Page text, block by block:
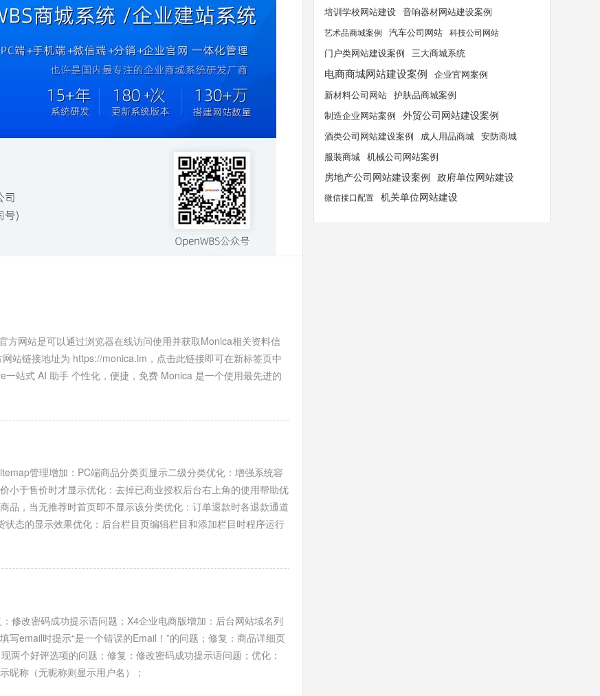
网站是可以通过浏览器在线访问使用并获取Monica相关资料信
站链接地址为 https://monica.im，点击此链接即可在新标签页中
站式 AI 助手 个性化，便捷，免费 Monica 是一个使用最先进的
管理增加：PC端商品分类页显示二级分类优化：增强系统容
小于售价时才显示优化：去掉已商业授权后台右上角的使用帮助优
品，当无推荐时首页即不显示该分类优化：订单退款时各退款通道
态的显示效果优化：后台栏目页编辑栏目和添加栏目时程序运行
修改密码成功提示语问题；X4企业电商版增加：后台网站域名列
email时提示“是一个错误的Email！”的问题；修复：商品详细页
两个好评选项的问题；修复：修改密码成功提示语问题；优化：
昵称（无昵称则显示用户名）；
培训学校网站建设 音响器材网站建设案例
艺术品商城案例 汽车公司网站 科技公司网站
门户类网站建设案例 三大商城系统
电商商城网站建设案例 企业官网案例
新材料公司网站 护肤品商城案例
制造企业网站案例 外贸公司网站建设案例
酒类公司网站建设案例 成人用品商城 安防商城
服装商城 机械公司网站案例
房地产公司网站建设案例 政府单位网站建设
微信接口配置 机关单位网站建设